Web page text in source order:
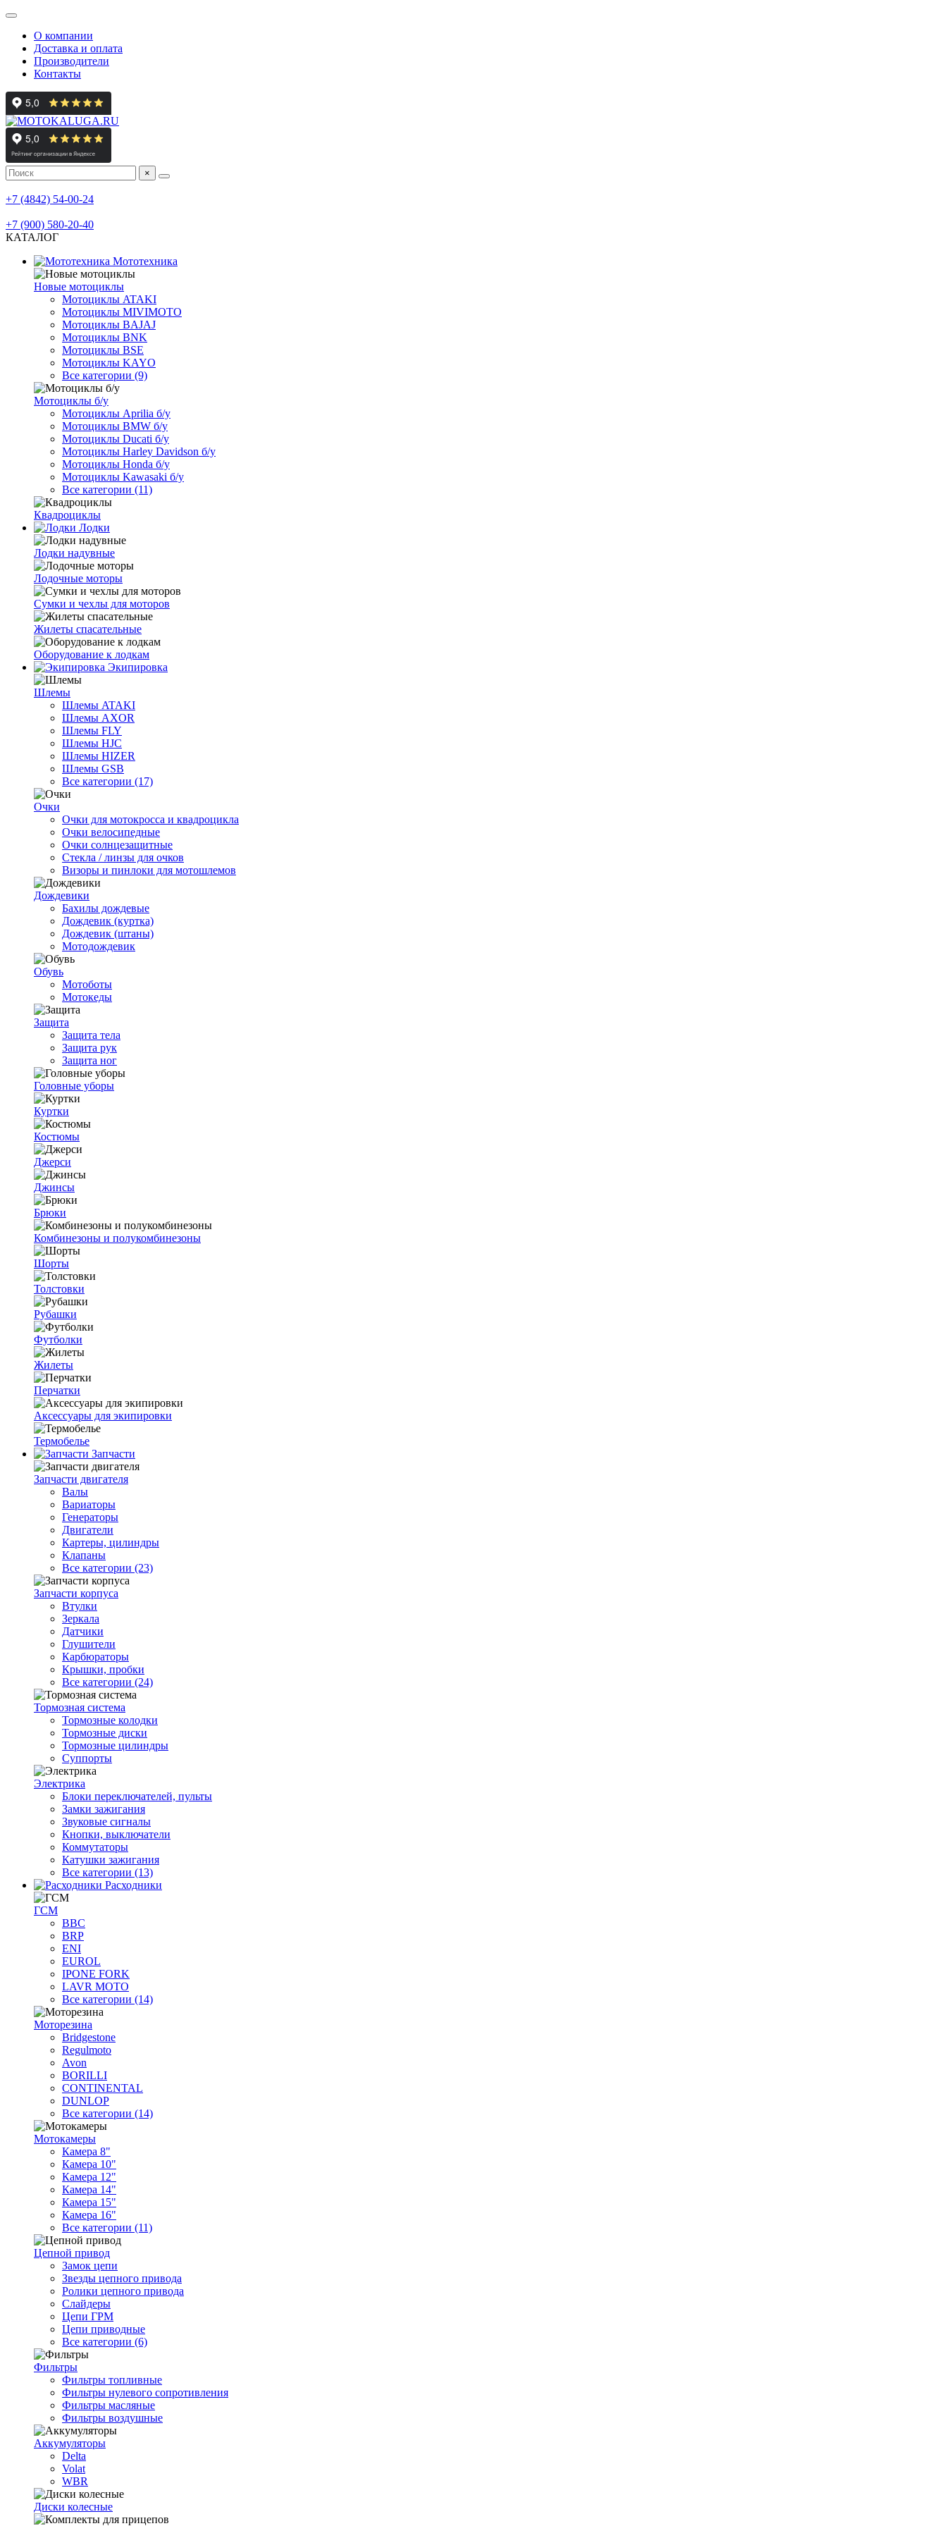
О компании
Доставка и оплата
Производители
Контакты
×
+7 (4842) 54-00-24
+7 (900) 580-20-40
КАТАЛОГ
Мототехника
Новые мотоциклы
Мотоциклы ATAKI
Мотоциклы MIVIMOTO
Мотоциклы BAJAJ
Мотоциклы BNK
Мотоциклы BSE
Мотоциклы KAYO
Все категории (9)
Мотоциклы б/у
Мотоциклы Aprilia б/у
Мотоциклы BMW б/у
Мотоциклы Ducati б/у
Мотоциклы Harley Davidson б/у
Мотоциклы Honda б/у
Мотоциклы Kawasaki б/у
Все категории (11)
Квадроциклы
Лодки
Лодки надувные
Лодочные моторы
Сумки и чехлы для моторов
Жилеты спасательные
Оборудование к лодкам
Экипировка
Шлемы
Шлемы ATAKI
Шлемы AXOR
Шлемы FLY
Шлемы HJC
Шлемы HIZER
Шлемы GSB
Все категории (17)
Очки
Очки для мотокросса и квадроцикла
Очки велосипедные
Очки солнцезащитные
Стекла / линзы для очков
Визоры и пинлоки для мотошлемов
Дождевики
Бахилы дождевые
Дождевик (куртка)
Дождевик (штаны)
Мотодождевик
Обувь
Мотоботы
Мотокеды
Защита
Защита тела
Защита рук
Защита ног
Головные уборы
Куртки
Костюмы
Джерси
Джинсы
Брюки
Комбинезоны и полукомбинезоны
Шорты
Толстовки
Рубашки
Футболки
Жилеты
Перчатки
Аксессуары для экипировки
Термобелье
Запчасти
Запчасти двигателя
Валы
Вариаторы
Генераторы
Двигатели
Картеры, цилиндры
Клапаны
Все категории (23)
Запчасти корпуса
Втулки
Зеркала
Датчики
Глушители
Карбюраторы
Крышки, пробки
Все категории (24)
Тормозная система
Тормозные колодки
Тормозные диски
Тормозные цилиндры
Суппорты
Электрика
Блоки переключателей, пульты
Замки зажигания
Звуковые сигналы
Кнопки, выключатели
Коммутаторы
Катушки зажигания
Все категории (13)
Расходники
ГСМ
BBC
BRP
ENI
EUROL
IPONE FORK
LAVR MOTO
Все категории (14)
Моторезина
Bridgestone
Regulmoto
Avon
BORILLI
CONTINENTAL
DUNLOP
Все категории (14)
Мотокамеры
Камера 8"
Камера 10"
Камера 12"
Камера 14"
Камера 15"
Камера 16"
Все категории (11)
Цепной привод
Замок цепи
Звезды цепного привода
Ролики цепного привода
Слайдеры
Цепи ГРМ
Цепи приводные
Все категории (6)
Фильтры
Фильтры топливные
Фильтры нулевого сопротивления
Фильтры масляные
Фильтры воздушные
Аккумуляторы
Delta
Volat
WBR
Диски колесные